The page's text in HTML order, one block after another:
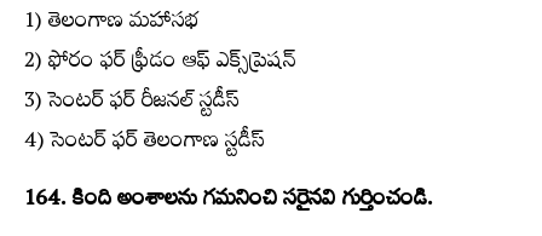
1) తెలంగాణ మహాసభ
2) ఫోరం ఫర్‌ ఫ్రీడం ఆఫ్‌ ఎక్స్‌ప్రెషన్‌
3) సెంటర్‌ ఫర్‌ రీజనల్‌ స్టడీస్‌
4) సెంటర్‌ ఫర్‌ తెలంగాణ స్టడీస్‌
164. కింది అంశాలను గమనించి సరైనవి గుర్తించండి.